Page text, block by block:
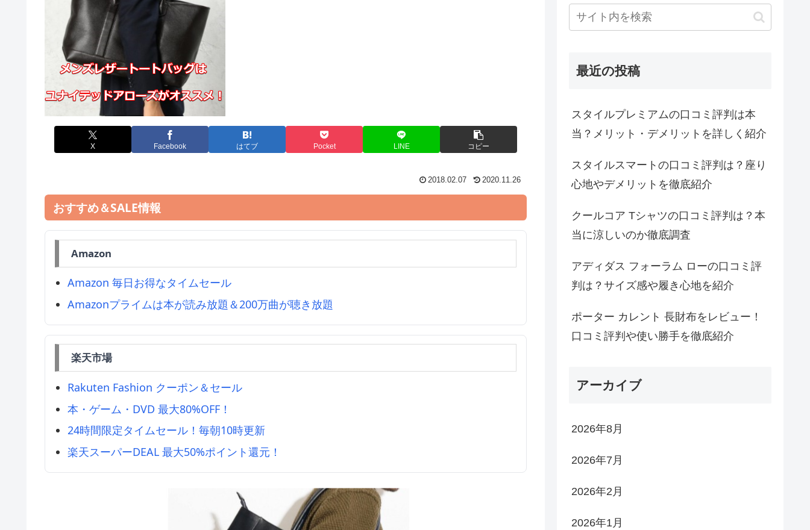
X Facebook はてブ Pocket LINE コピー
2018.02.07 2020.11.26
おすすめ＆SALE情報
Amazon
Amazon 毎日お得なタイムセール
Amazonプライムは本が読み放題＆200万曲が聴き放題
楽天市場
Rakuten Fashion クーポン＆セール
本・ゲーム・DVD 最大80%OFF！
24時間限定タイムセール！毎朝10時更新
楽天スーパーDEAL 最大50%ポイント還元！
最近の投稿
スタイルプレミアムの口コミ評判は本
当？メリット・デメリットを詳しく紹介
スタイルスマートの口コミ評判は？座り
心地やデメリットを徹底紹介
クールコア Tシャツの口コミ評判は？本
当に涼しいのか徹底調査
アディダス フォーラム ローの口コミ評
判は？サイズ感や履き心地を紹介
ポーター カレント 長財布をレビュー！
口コミ評判や使い勝手を徹底紹介
アーカイブ
2026年8月
2026年7月
2026年2月
2026年1月